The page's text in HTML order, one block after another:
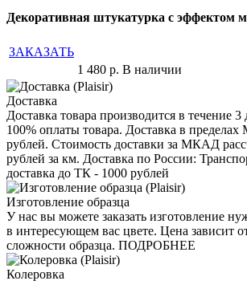
Декоративная штукатурка с эффектом
ЗАКАЗАТЬ
1 480 р. В наличии
Доставка
Доставка товара производится в течение
100% оплаты товара. Доставка в
рублей. Стоимость доставки за МКАД
рублей за км. Доставка по России:
доставка до ТК - 1000 рублей
Изготовление образца
У нас вы можете заказать изготовление
в интересующем вас цвете. Цена зависит
сложности образца. ПОДРОБНЕЕ
Колеровка